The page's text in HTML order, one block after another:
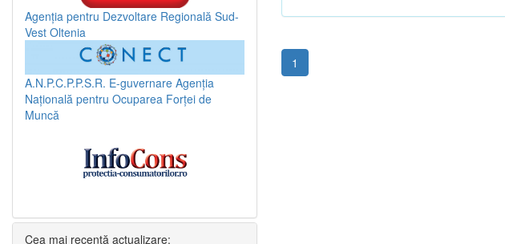
1
Agenția pentru Dezvoltare Regională Sud-
Vest Oltenia
A.N.P.C.P.P.S.R. E-guvernare Agenția
Națională pentru Ocuparea Forței de
Muncă
Cea mai recentă actualizare: